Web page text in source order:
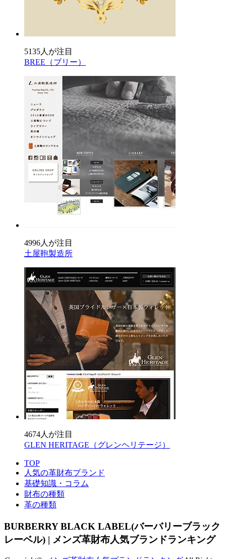
5135人が注目
BREE（ブリー）
4996人が注目
土屋鞄製造所
4674人が注目
GLEN HERITAGE（グレンヘリテージ）
TOP
人気の革財布ブランド
基礎知識・コラム
財布の種類
革の種類
BURBERRY BLACK LABEL(バーバリーブラック
レーベル) | メンズ革財布人気ブランドランキング